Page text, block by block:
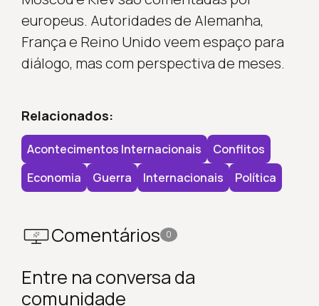
europeus. Autoridades de Alemanha,
França e Reino Unido veem espaço para
diálogo, mas com perspectiva de meses.
Relacionados:
Acontecimentos Internacionais
Conflitos
Economia
Guerra Internacionais Política
Comentários 0
Entre na conversa da
comunidade